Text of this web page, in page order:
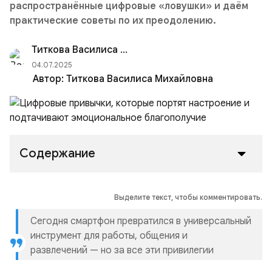
распространённые цифровые «ловушки» и даём
практические советы по их преодолению.
Титкова Василиса Михайловна
04.07.2025
Автор: Титкова Василиса Михайловна
Содержание
Выделите текст, чтобы комментировать.
Сегодня смартфон превратился в универсальный
инструмент для работы, общения и
развлечений — но за все эти привилегии